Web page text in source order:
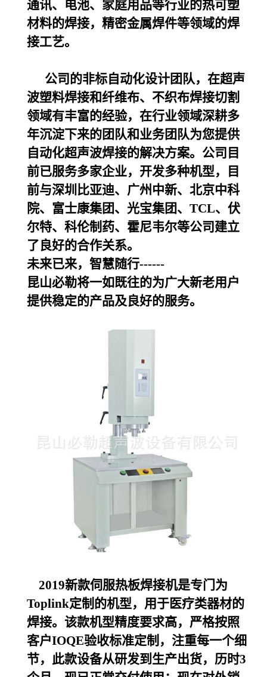
通讯、电池、家庭用品等行业的热可塑
材料的焊接，精密金属焊件等领域的焊
接工艺。
公司的非标自动化设计团队，在超声
波塑料焊接和纤维布、不织布焊接切割
领域有丰富的经验，在行业领域深耕多
年沉淀下来的团队和业务团队为您提供
自动化超声波焊接的解决方案。公司目
前已服务多家企业，开发多种机型，目
前与深圳比亚迪、广州中新、北京中科
院、富士康集团、光宝集团、TCL、伏
尔特、科伦制药、霍尼韦尔等公司建立
了良好的合作关系。
未来已来，智慧随行------
昆山必勒将一如既往的为广大新老用户
提供稳定的产品及良好的服务。
2019新款伺服热板焊接机是专门为
Toplink定制的机型，用于医疗类器材的
焊接。该款机型精度要求高，严格按照
客户IOQE验收标准定制，注重每一个细
节，此款设备从研发到生产出货，历时3